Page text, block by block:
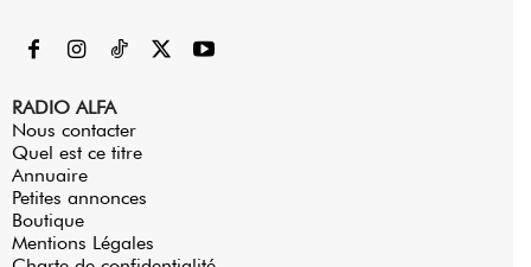
RADIO ALFA
Nous contacter
Quel est ce titre
Annuaire
Petites annonces
Boutique
Mentions Légales